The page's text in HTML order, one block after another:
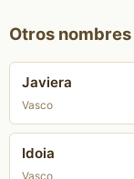
Otros
Javiera
Vasco
Idoia
Vasco